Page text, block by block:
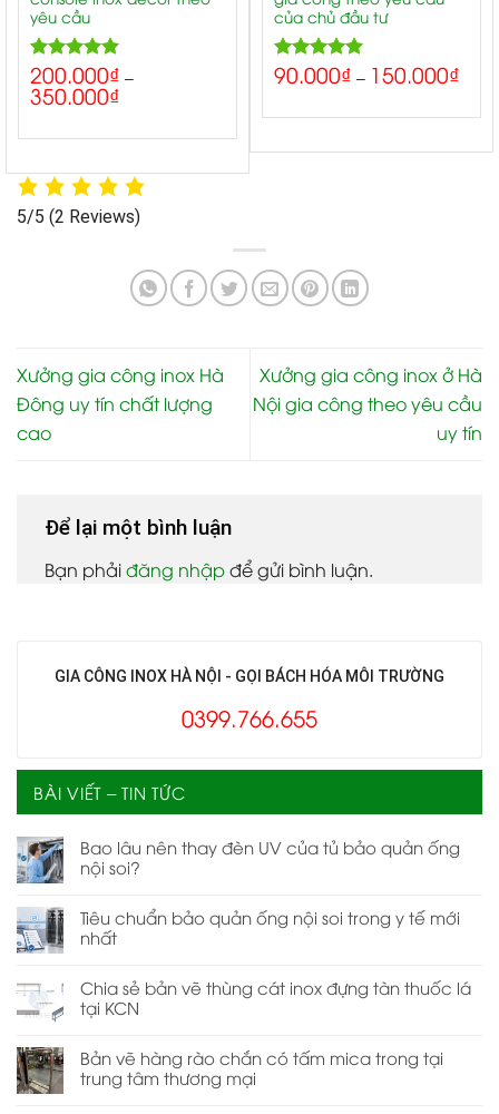
GIA CÔNG INOX HÀ NỘI - GỌI BÁCH HÓA MÔI TRƯỜNG
0399.766.655
BÀI VIẾT – TIN TỨC
Bao lâu nên thay đèn UV của tủ bảo quản ống
nội soi?
Tiêu chuẩn bảo quản ống nội soi trong y tế mới
nhất
Chia sẻ bản vẽ thùng cát inox đựng tàn thuốc lá
tại KCN
Bản vẽ hàng rào chắn có tấm mica trong tại
trung tâm thương mại
yêu cầu
Rated5.00
out of 5
200.000₫ –
350.000₫
của chủ đầu tư
Rated5.00
out of 5
90.000₫ – 150.000₫
5/5 (2 Reviews)
Xưởng gia công inox Hà
Đông uy tín chất lượng
cao
Xưởng gia công inox ở Hà
Nội gia công theo yêu cầu
uy tín
Để lại một bình luận
Bạn phảiđăng nhậpđể gửi bình luận.